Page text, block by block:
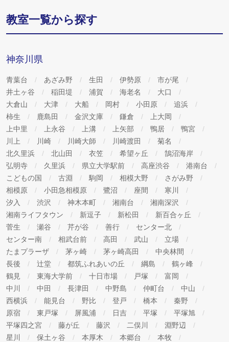
教室一覧から探す
神奈川県
青葉台 あざみ野 生田 伊勢原
市が尾
井土ヶ谷
稲田堤 浦賀 海老名
大口
大倉山
大津 大船 岡村 小田原
追浜
柿生
鹿島田 金沢文庫 鎌倉
上大岡
上中里
上永谷 上溝 上矢部 鴨居
鴨宮
川上
川崎 川崎大師 川崎渡田
菊名
北久里浜
北山田 衣笠 希望ヶ丘
鵠沼海岸
弘明寺
久里浜 県立大学駅前 高座渋谷
港南台
こどもの国
古淵 駒岡 相模大野
さがみ野
相模原
小田急相模原 鷺沼 座間
寒川
汐入
渋沢 神木本町 湘南台
湘南深沢
湘南ライフタウン
新逗子 新松田
新百合ヶ丘
菅生
瀬谷 芹が谷 善行
センター北
センター南
相武台前 高田 武山
立場
たまプラーザ
茅ヶ崎 茅ヶ崎高田
中央林間
長後
辻堂 都筑ふれあいの丘 綱島
鶴ヶ峰
鶴見
東海大学前 十日市場 戸塚
富岡
中川
中田 長津田 中野島 仲町台
中山
西横浜
能見台 野比 登戸 橋本
秦野
原宿
東戸塚 屏風浦 日吉 平塚
平塚旭
平塚四之宮
藤が丘 藤沢 二俣川
淵野辺
星川
保土ヶ谷 本厚木 本郷台
本牧